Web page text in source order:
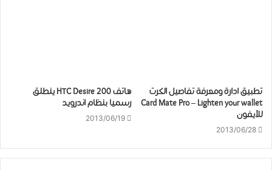
تطبيق ادارة ومعرفة تفاصيل الكرت
Card Mate Pro – Lighten your wallet
للآيفون
2013/06/28
هاتف HTC Desire 200 ينطلق
رسميا بنظام اندرويد
2013/06/19